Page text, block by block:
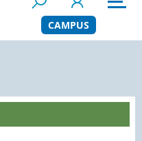
CAMPUS